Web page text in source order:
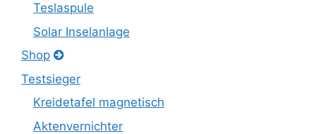
Teslaspule
Solar Inselanlage
Shop
Testsieger
Kreidetafel magnetisch
Aktenvernichter